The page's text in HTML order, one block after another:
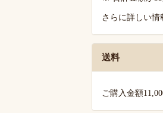
さらに詳しい情
送料
ご購入金額